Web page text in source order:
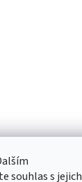
souhlas s jejich